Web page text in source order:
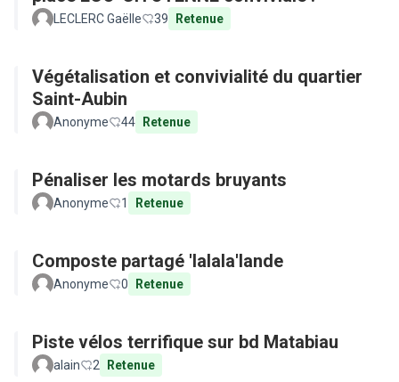
LECLERC Gaëlle 39 Retenue
Végétalisation et convivialité du quartier
Saint-Aubin
Anonyme 44 Retenue
Pénaliser les motards bruyants
Anonyme 1 Retenue
Composte partagé 'lalala'lande
Anonyme 0 Retenue
Piste vélos terrifique sur bd Matabiau
alain 2 Retenue